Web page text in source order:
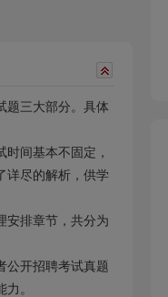
题三大部分。具体
间基本不固定，
详尽的解析，供学
安排章节，共分为
公开招聘考试真题
。